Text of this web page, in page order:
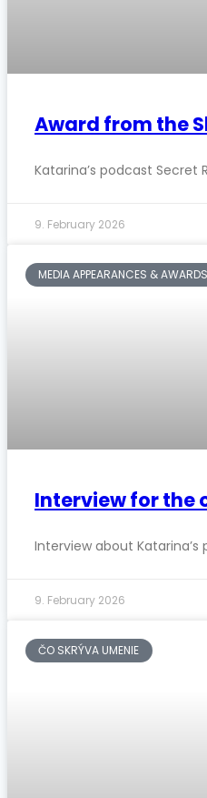
Award from the
Katarina’s podcast
9. February 2026
MEDIA APPEARANCES & AWARDS
Interview for the
Interview about
9. February 2026
ČO SKRÝVA UMENIE